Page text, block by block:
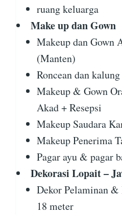
ruang keluarga
Make up dan Gown
Makeup dan Gown
(Manten)
Roncean dan
Makeup & Gown
Akad + Resepsi
Makeup Saudara
Makeup Penerima
Pagar ayu & pagar
Dekorasi Lopait –
Dekor Pelaminan &
18 meter